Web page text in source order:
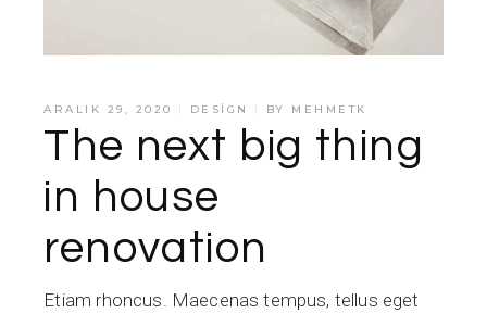
ARALIK 29, 2020 DESIGN BY MEHMETK
The next big thing
in house
renovation
Etiam rhoncus. Maecenas tempus, tellus eget